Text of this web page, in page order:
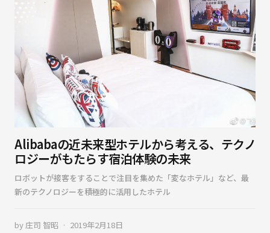
Alibabaの近未来型ホテルから考える、テクノ
ロジーがもたらす宿泊体験の未来
ロボットが接客をすることで注目を集めた「変なホテル」など、最
新のテクノロジーを積極的に活用したホテル
by庄司 智昭 2019年2月18日